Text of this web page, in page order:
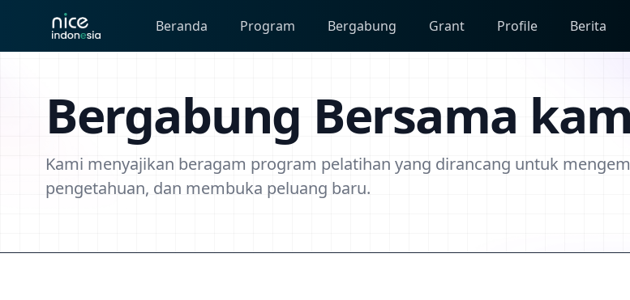
Beranda Program Bergabung Grant Profile Berita
Bergabung Bersama
Kami menyajikan beragam program pelatihan yang dirancang untuk
pengetahuan, dan membuka peluang baru.